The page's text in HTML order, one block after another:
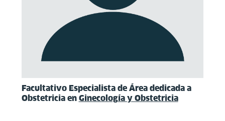
Facultativo Especialista de Área dedicada a
Obstetricia en Ginecología y Obstetricia